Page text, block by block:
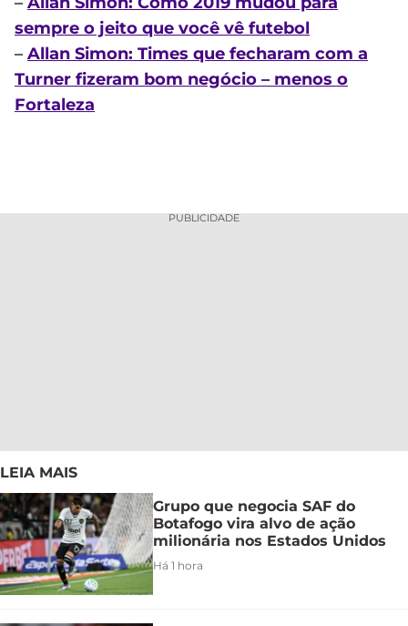
sempre o jeito que você vê futebol
– Allan Simon: Times que fecharam com a
Turner fizeram bom negócio – menos o
Fortaleza
PUBLICIDADE
LEIA MAIS
Grupo que negocia SAF do
Botafogo vira alvo de ação
milionária nos Estados Unidos
Há 1 hora